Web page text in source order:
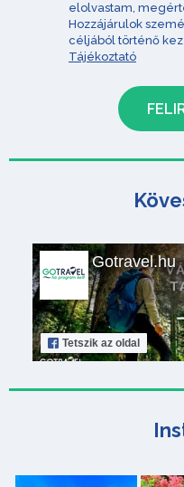
elolvastam,
Hozzájárulok
céljából történő
Tájékoztató
Gotravel.hu
Tetszik az oldal